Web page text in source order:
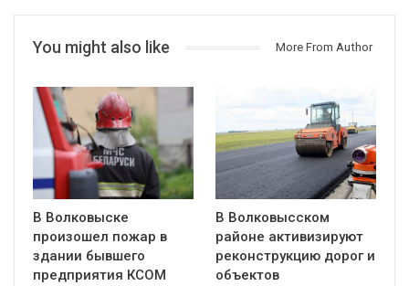
You might also like More From Author
В Волковыске
произошел пожар в
здании бывшего
предприятия КСОМ
В Волковысском
районе активизируют
реконструкцию дорог и
объектов